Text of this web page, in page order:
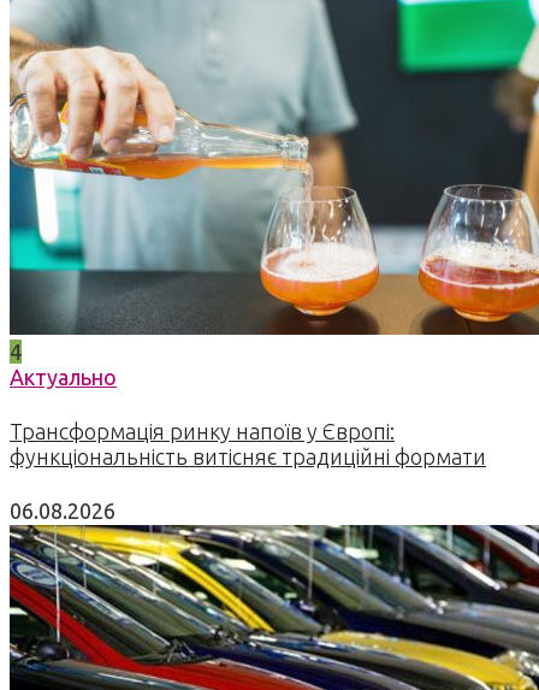
4
Актуально
Трансформація ринку напоїв у Європі:
функціональність витісняє традиційні формати
06.08.2026